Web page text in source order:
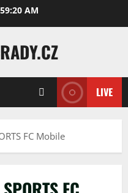
AM
LIVE
FC Mobile